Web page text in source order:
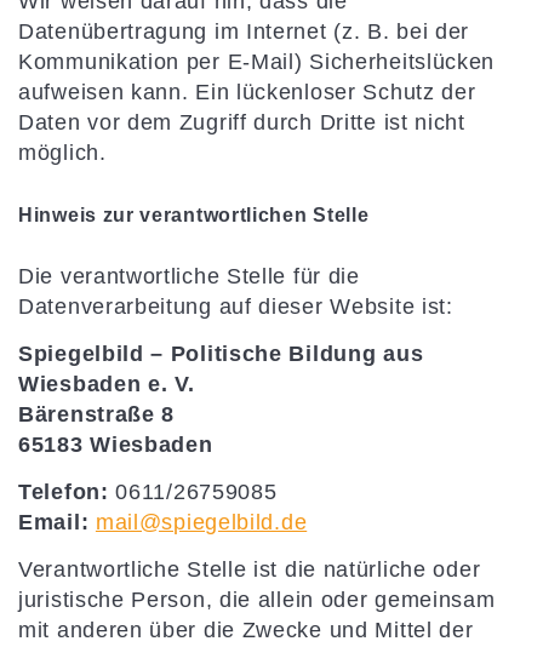
Datenübertragung im Internet (z. B. bei der
Kommunikation per E-Mail) Sicherheitslücken
aufweisen kann. Ein lückenloser Schutz der
Daten vor dem Zugriff durch Dritte ist nicht
möglich.
Hinweis zur verantwortlichen Stelle
Die verantwortliche Stelle für die
Datenverarbeitung auf dieser Website ist:
Spiegelbild – Politische Bildung aus
Wiesbaden e. V.
Bärenstraße 8
65183 Wiesbaden
Telefon: 0611/26759085
Email: mail@spiegelbild.de
Verantwortliche Stelle ist die natürliche oder
juristische Person, die allein oder gemeinsam
mit anderen über die Zwecke und Mittel der